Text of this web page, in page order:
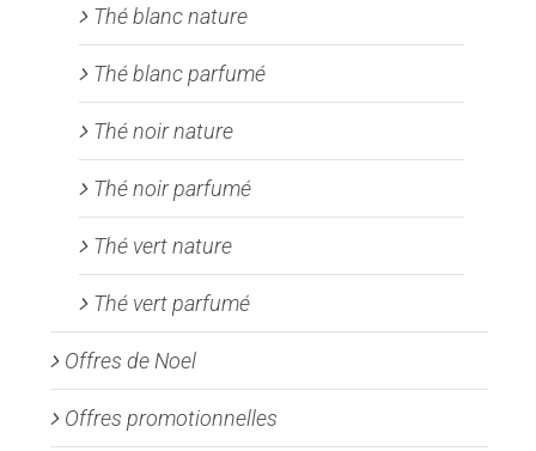
Thé blanc nature
Thé blanc parfumé
Thé noir nature
Thé noir parfumé
Thé vert nature
Thé vert parfumé
Offres de Noel
Offres promotionnelles